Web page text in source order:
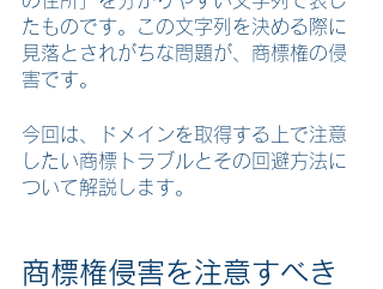
たものです。この文字列を決める際に
見落とされがちな問題が、商標権の侵
害です。
今回は、ドメインを取得する上で注意
したい商標トラブルとその回避方法に
ついて解説します。
商標権侵害を注意すべき